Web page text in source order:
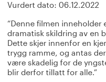
Vurdert dato: 06.12.2022
Denne filmen inneholder
dramatisk skildring av en
Dette skjer innenfor en
trygg ramme, og antas
være skadelig for de
blir derfor tillatt for alle.